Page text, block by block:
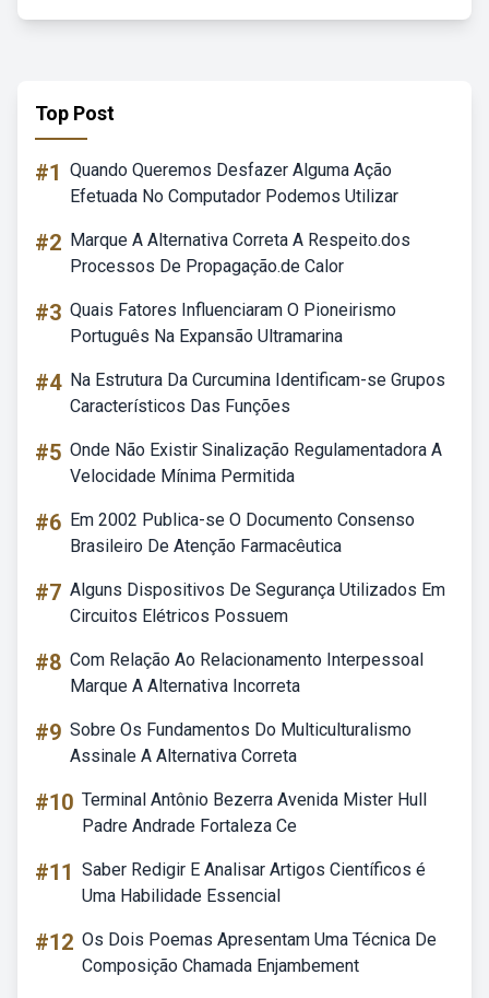
Top Post
#1 Quando Queremos Desfazer Alguma Ação
Efetuada No Computador Podemos Utilizar
#2 Marque A Alternativa Correta A Respeito.dos
Processos De Propagação.de Calor
#3 Quais Fatores Influenciaram O Pioneirismo
Português Na Expansão Ultramarina
#4 Na Estrutura Da Curcumina Identificam-se Grupos
Característicos Das Funções
#5 Onde Não Existir Sinalização Regulamentadora A
Velocidade Mínima Permitida
#6 Em 2002 Publica-se O Documento Consenso
Brasileiro De Atenção Farmacêutica
#7 Alguns Dispositivos De Segurança Utilizados Em
Circuitos Elétricos Possuem
#8 Com Relação Ao Relacionamento Interpessoal
Marque A Alternativa Incorreta
#9 Sobre Os Fundamentos Do Multiculturalismo
Assinale A Alternativa Correta
#10 Terminal Antônio Bezerra Avenida Mister Hull
Padre Andrade Fortaleza Ce
#11 Saber Redigir E Analisar Artigos Científicos é
Uma Habilidade Essencial
#12 Os Dois Poemas Apresentam Uma Técnica De
Composição Chamada Enjambement